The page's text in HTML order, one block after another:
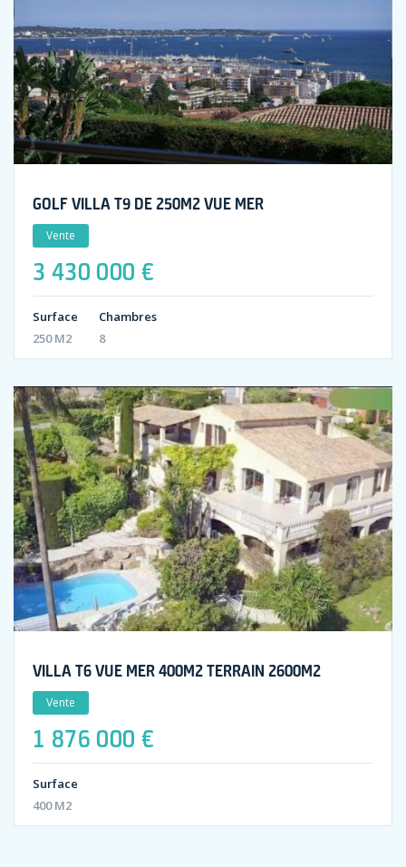
GOLF VILLA T9 DE 250M2 VUE MER
Vente
3 430 000 €
Surface
250 M2
Chambres
8
VILLA T6 VUE MER 400M2 TERRAIN 2600M2
Vente
1 876 000 €
Surface
400 M2